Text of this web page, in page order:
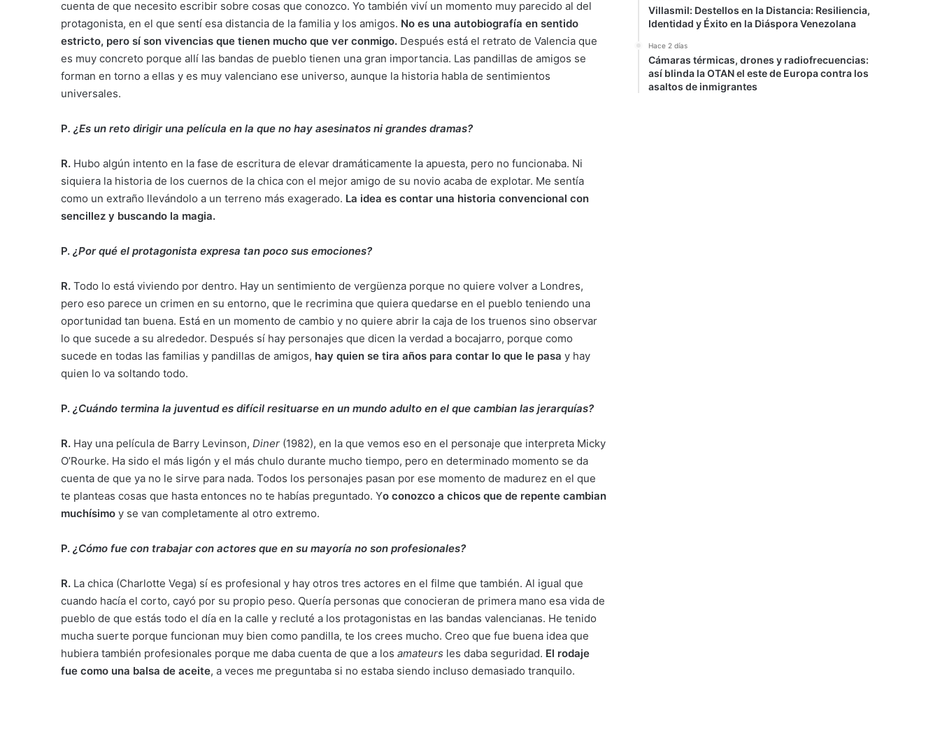
cuenta de que necesito escribir sobre cosas que conozco. Yo también viví un momento muy parecido al del
protagonista, en el que sentí esa distancia de la familia y los amigos. No es una autobiografía en sentido
estricto, pero sí son vivencias que tienen mucho que ver conmigo. Después está el retrato de Valencia que
es muy concreto porque allí las bandas de pueblo tienen una gran importancia. Las pandillas de amigos se
forman en torno a ellas y es muy valenciano ese universo, aunque la historia habla de sentimientos
universales.
P. ¿Es un reto dirigir una película en la que no hay asesinatos ni grandes dramas?
R. Hubo algún intento en la fase de escritura de elevar dramáticamente la apuesta, pero no funcionaba. Ni
siquiera la historia de los cuernos de la chica con el mejor amigo de su novio acaba de explotar. Me sentía
como un extraño llevándolo a un terreno más exagerado. La idea es contar una historia convencional con
sencillez y buscando la magia.
P. ¿Por qué el protagonista expresa tan poco sus emociones?
R. Todo lo está viviendo por dentro. Hay un sentimiento de vergüenza porque no quiere volver a Londres,
pero eso parece un crimen en su entorno, que le recrimina que quiera quedarse en el pueblo teniendo una
oportunidad tan buena. Está en un momento de cambio y no quiere abrir la caja de los truenos sino observar
lo que sucede a su alrededor. Después sí hay personajes que dicen la verdad a bocajarro, porque como
sucede en todas las familias y pandillas de amigos, hay quien se tira años para contar lo que le pasa y hay
quien lo va soltando todo.
P. ¿Cuándo termina la juventud es difícil resituarse en un mundo adulto en el que cambian las jerarquías?
R. Hay una película de Barry Levinson, Diner (1982), en la que vemos eso en el personaje que interpreta Micky
O’Rourke. Ha sido el más ligón y el más chulo durante mucho tiempo, pero en determinado momento se da
cuenta de que ya no le sirve para nada. Todos los personajes pasan por ese momento de madurez en el que
te planteas cosas que hasta entonces no te habías preguntado. Yo conozco a chicos que de repente cambian
muchísimo y se van completamente al otro extremo.
P. ¿Cómo fue con trabajar con actores que en su mayoría no son profesionales?
R. La chica (Charlotte Vega) sí es profesional y hay otros tres actores en el filme que también. Al igual que
cuando hacía el corto, cayó por su propio peso. Quería personas que conocieran de primera mano esa vida de
pueblo de que estás todo el día en la calle y recluté a los protagonistas en las bandas valencianas. He tenido
mucha suerte porque funcionan muy bien como pandilla, te los crees mucho. Creo que fue buena idea que
hubiera también profesionales porque me daba cuenta de que a los amateurs les daba seguridad. El rodaje
fue como una balsa de aceite, a veces me preguntaba si no estaba siendo incluso demasiado tranquilo.
Villasmil: Destellos en la Distancia: Resiliencia,
Identidad y Éxito en la Diáspora Venezolana
Hace 2 días
Cámaras térmicas, drones y radiofrecuencias:
así blinda la OTAN el este de Europa contra los
asaltos de inmigrantes